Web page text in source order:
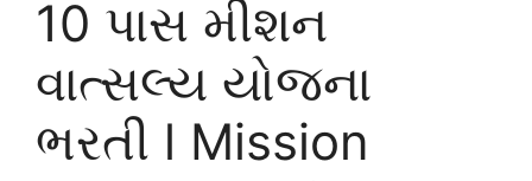
10 પાસ મીશન
વાત્સલ્ય યોજના
ભરતી l Mission